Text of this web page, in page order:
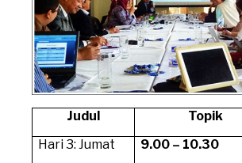
Judul Topik
Hari 3: Jumat
9.00 – 10.30